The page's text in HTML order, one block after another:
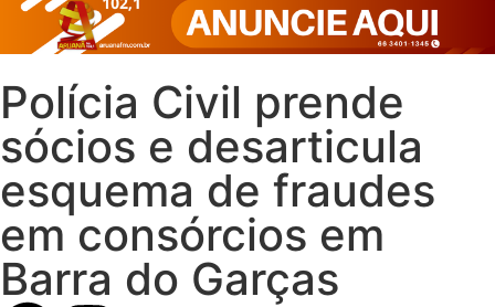
Polícia Civil prende
sócios e desarticula
esquema de fraudes
em consórcios em
Barra do Garças